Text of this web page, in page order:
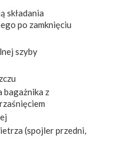
składania
po zamknięciu
szyby
bagażnika z
(spojler przedni,